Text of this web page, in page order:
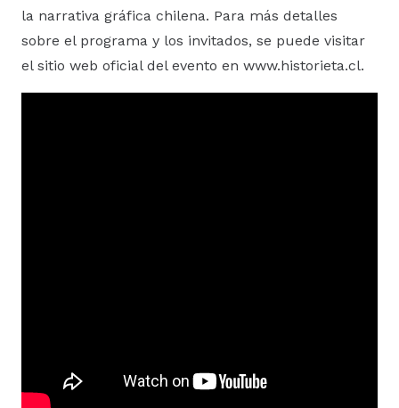
la narrativa gráfica chilena. Para más detalles
sobre el programa y los invitados, se puede visitar
el sitio web oficial del evento en www.historieta.cl.